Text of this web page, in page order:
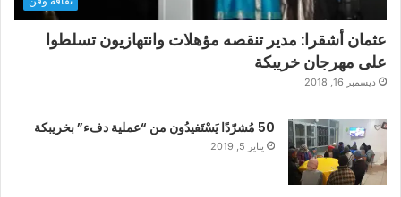
عثمان أشقرا: مدير تنقصه مؤهلات وانتهازيون تسلطوا
على مهرجان خريبكة
ديسمبر 16, 2018
50 مُشرّدًا يَسْتَفيدُون من “عملية دفء” بخريبكة
يناير 5, 2019